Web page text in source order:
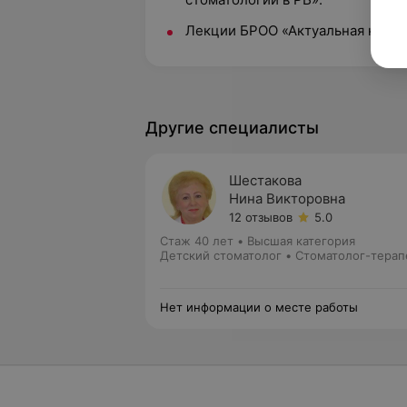
Лекции БРОО «Актуальная
Другие специалисты
Шестакова
Нина Викторовна
12 отзывов
5.0
Стаж 40 лет • Высшая категория
Детский стоматолог • Стоматолог-
Нет информации о месте работы